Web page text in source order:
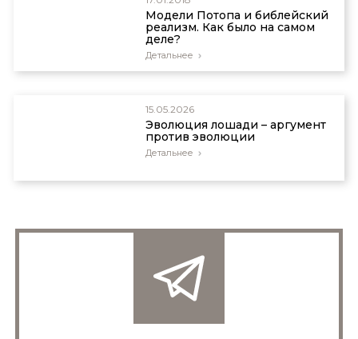
Модели Потопа и библейский
реализм. Как было на самом
деле?
Детальнее
15.05.2026
Эволюция лошади – аргумент
против эволюции
Детальнее